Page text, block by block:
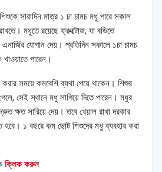
সারাদিন মাত্র ১ চা চামচ মধু পারে সকাল
মধুতে রয়েছে ফ্রুক্টোজ, যা বডিতে
যোগান দেয়। প্রতিদিন সকালে ১চা চামচ
খাওয়াতে পারেন।
করার সময়ে কমবেশি ব্যথা পেয়ে থাকেন। শিশুর
সেই স্থানে মধু লাগিয়ে দিতে পারেন। মধুর
দ্রুত ক্ষত সারিয়ে দেয়। তবে খেয়াল রাখা দরকার
হবে। ১ বছরে কম ছোট শিশুদের মধু ব্যবহার করা
ক্লিক করুন